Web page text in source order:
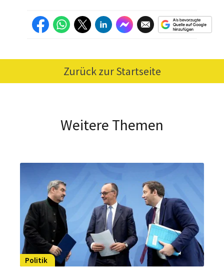
Zurück zur Startseite
Weitere Themen
Politik